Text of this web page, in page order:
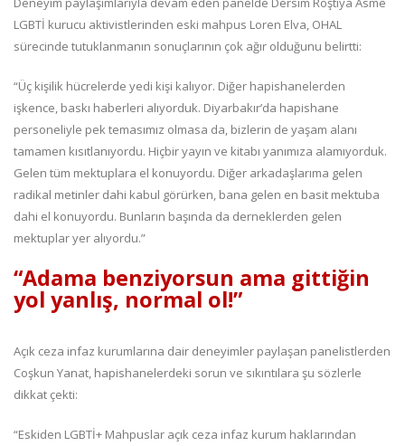
LGBTİ kurucu aktivistlerinden eski mahpus Loren Elva, OHAL
sürecinde tutuklanmanın sonuçlarının çok ağır olduğunu belirtti:
“Üç kişilik hücrelerde yedi kişi kalıyor. Diğer hapishanelerden
işkence, baskı haberleri alıyorduk. Diyarbakır’da hapishane
personeliyle pek temasımız olmasa da, bizlerin de yaşam alanı
tamamen kısıtlanıyordu. Hiçbir yayın ve kitabı yanımıza alamıyorduk.
Gelen tüm mektuplara el konuyordu. Diğer arkadaşlarıma gelen
radikal metinler dahi kabul görürken, bana gelen en basit mektuba
dahi el konuyordu. Bunların başında da derneklerden gelen
mektuplar yer alıyordu.”
“Adama benziyorsun ama gittiğin
yol yanlış, normal ol!”
Açık ceza infaz kurumlarına dair deneyimler paylaşan panelistlerden
Coşkun Yanat, hapishanelerdeki sorun ve sıkıntılara şu sözlerle
dikkat çekti:
“Eskiden LGBTİ+ Mahpuslar açık ceza infaz kurum haklarından